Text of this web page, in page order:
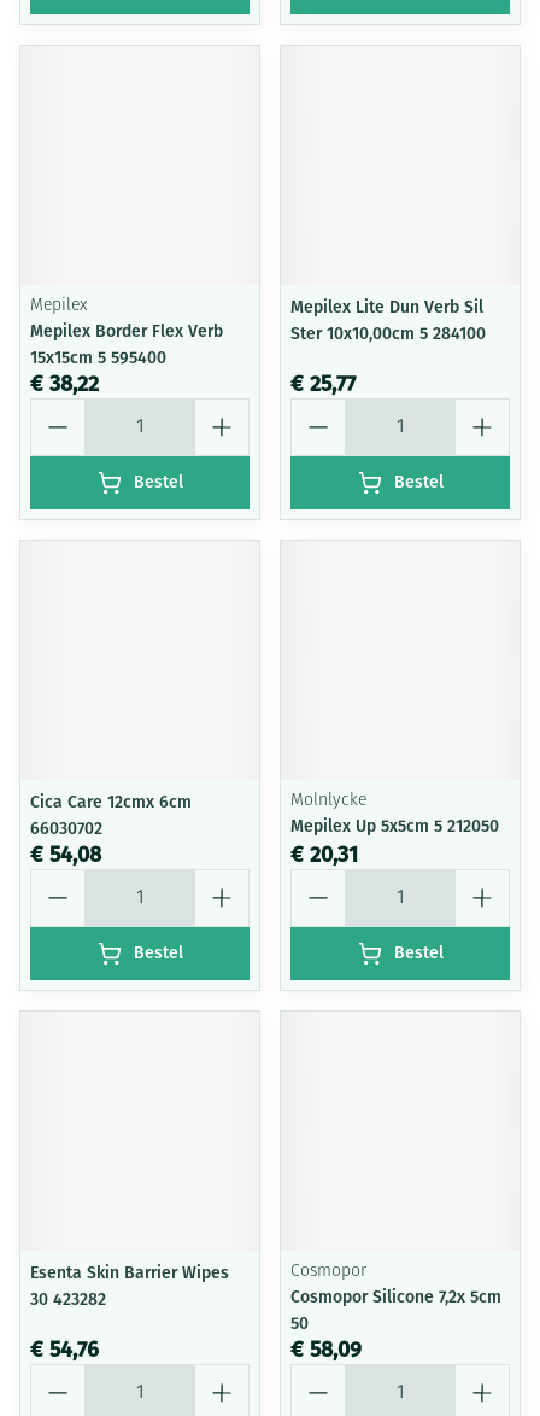
Mepilex
Mepilex Border Flex Verb
15x15cm 5 595400
€ 38,22
Bestel
Mepilex Lite Dun Verb Sil
Ster 10x10,00cm 5 284100
€ 25,77
Bestel
Cica Care 12cmx 6cm
66030702
€ 54,08
Bestel
Molnlycke
Mepilex Up 5x5cm 5 212050
€ 20,31
Bestel
Esenta Skin Barrier Wipes
30 423282
€ 54,76
Cosmopor
Cosmopor Silicone 7,2x 5cm
50
€ 58,09